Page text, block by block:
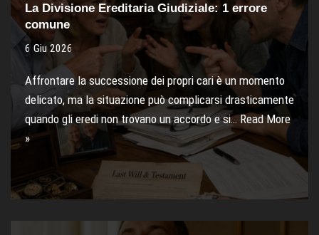
La Divisione Ereditaria Giudiziale: 1 errore
comune
6 Giu 2026
Affrontare la successione dei propri cari è un momento
delicato, ma la situazione può complicarsi drasticamente
quando gli eredi non trovano un accordo e si…Read More
»